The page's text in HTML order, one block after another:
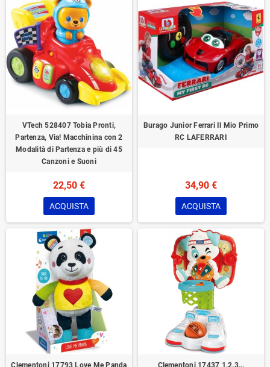
VTech 528407 Tobia Pronti,
Partenza, Via! Macchinina con 2
Modalità di Partenza e più di 45
Canzoni e Suoni
22,50 €
ACQUISTA
Burago Junior Ferrari Il Mio Primo
RC LAFERRARI
34,90 €
ACQUISTA
Clementoni 17793 Love Me Panda
Clementoni 17437 1.2.3...